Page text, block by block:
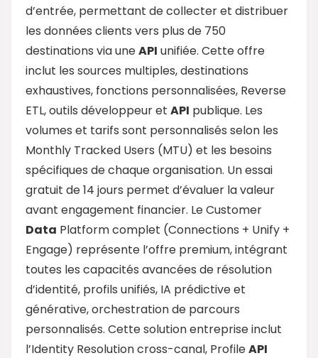
d’entrée, permettant de collecter et distribuer
les données clients vers plus de 750
destinations via uneAPI unifiée. Cette offre
inclut les sources multiples, destinations
exhaustives, fonctions personnalisées, Reverse
ETL, outils développeur et API publique. Les
volumes et tarifs sont personnalisés selon les
Monthly Tracked Users (MTU) et les besoins
spécifiques de chaque organisation. Un essai
gratuit de 14 jours permet d’évaluer la valeur
avant engagement financier. Le Customer
Data Platform complet (Connections + Unify +
Engage) représente l’offre premium, intégrant
toutes les capacités avancées de résolution
d’identité, profils unifiés, IA prédictive et
générative, orchestration de parcours
personnalisés. Cette solution entreprise inclut
l’Identity Resolution cross-canal, ProfileAPI